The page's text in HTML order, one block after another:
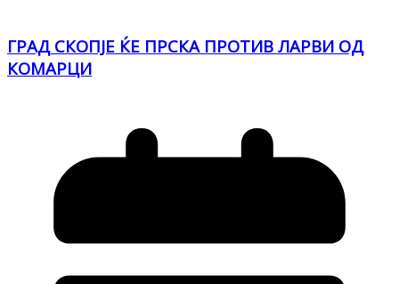
ГРАД СКОПЈЕ ЌЕ ПРСКА ПРОТИВ ЛАРВИ ОД
КОМАРЦИ